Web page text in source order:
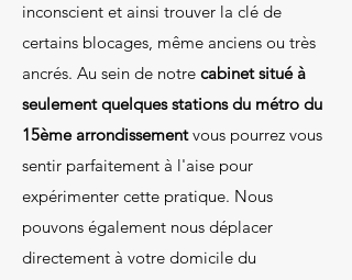
inconscient et ainsi trouver la clé de
certains blocages, même anciens ou très
ancrés. Au sein de notre cabinet situé à
seulement quelques stations du métro du
15ème arrondissementvous pourrez vous
sentir parfaitement à l'aise pour
expérimenter cette pratique. Nous
pouvons également nous déplacer
directement à votre domicile du